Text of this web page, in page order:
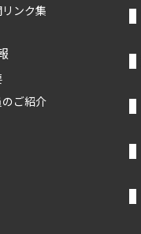
ンク集
ご紹介